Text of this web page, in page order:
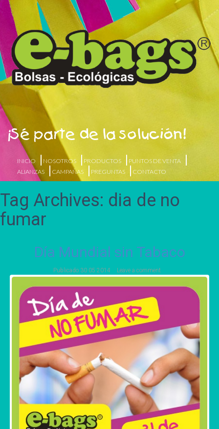
¡Sé parte de la solución!
INICIO NOSOTROS PRODUCTOS
PUNTOS DE VENTA
ALIANZAS
CAMPAÑAS PREGUNTAS CONTACTO
Tag Archives: dia de no
fumar
Día Mundial sin Tabaco
Publicado 30 05 2014 Leave a comment